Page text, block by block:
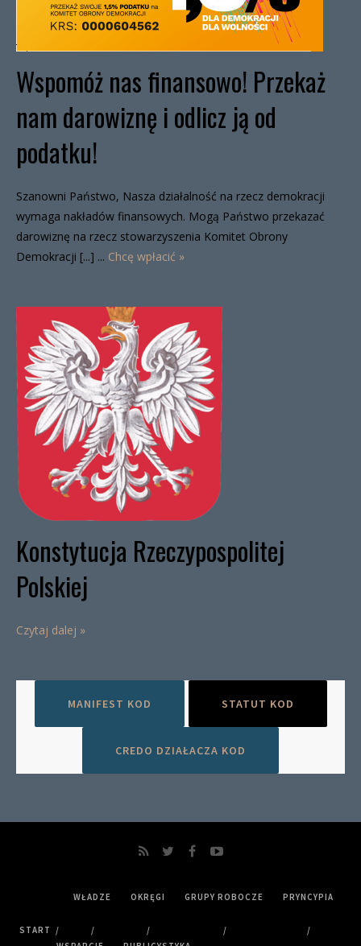
Wspomóż nas finansowo! Przekaż
nam darowiznę i odlicz ją od
podatku!
Szanowni Państwo, Nasza działalność na rzecz demokracji
wymaga nakładów finansowych. Mogą Państwo przekazać
darowiznę na rzecz stowarzyszenia Komitet Obrony
Demokracji [...] ... Chcę wpłacić »
Konstytucja Rzeczypospolitej
Polskiej
Czytaj dalej »
MANIFEST KOD STATUT KOD
CREDO DZIAŁACZA KOD
START
WŁADZE OKRĘGI GRUPY ROBOCZE PRYNCYPIA